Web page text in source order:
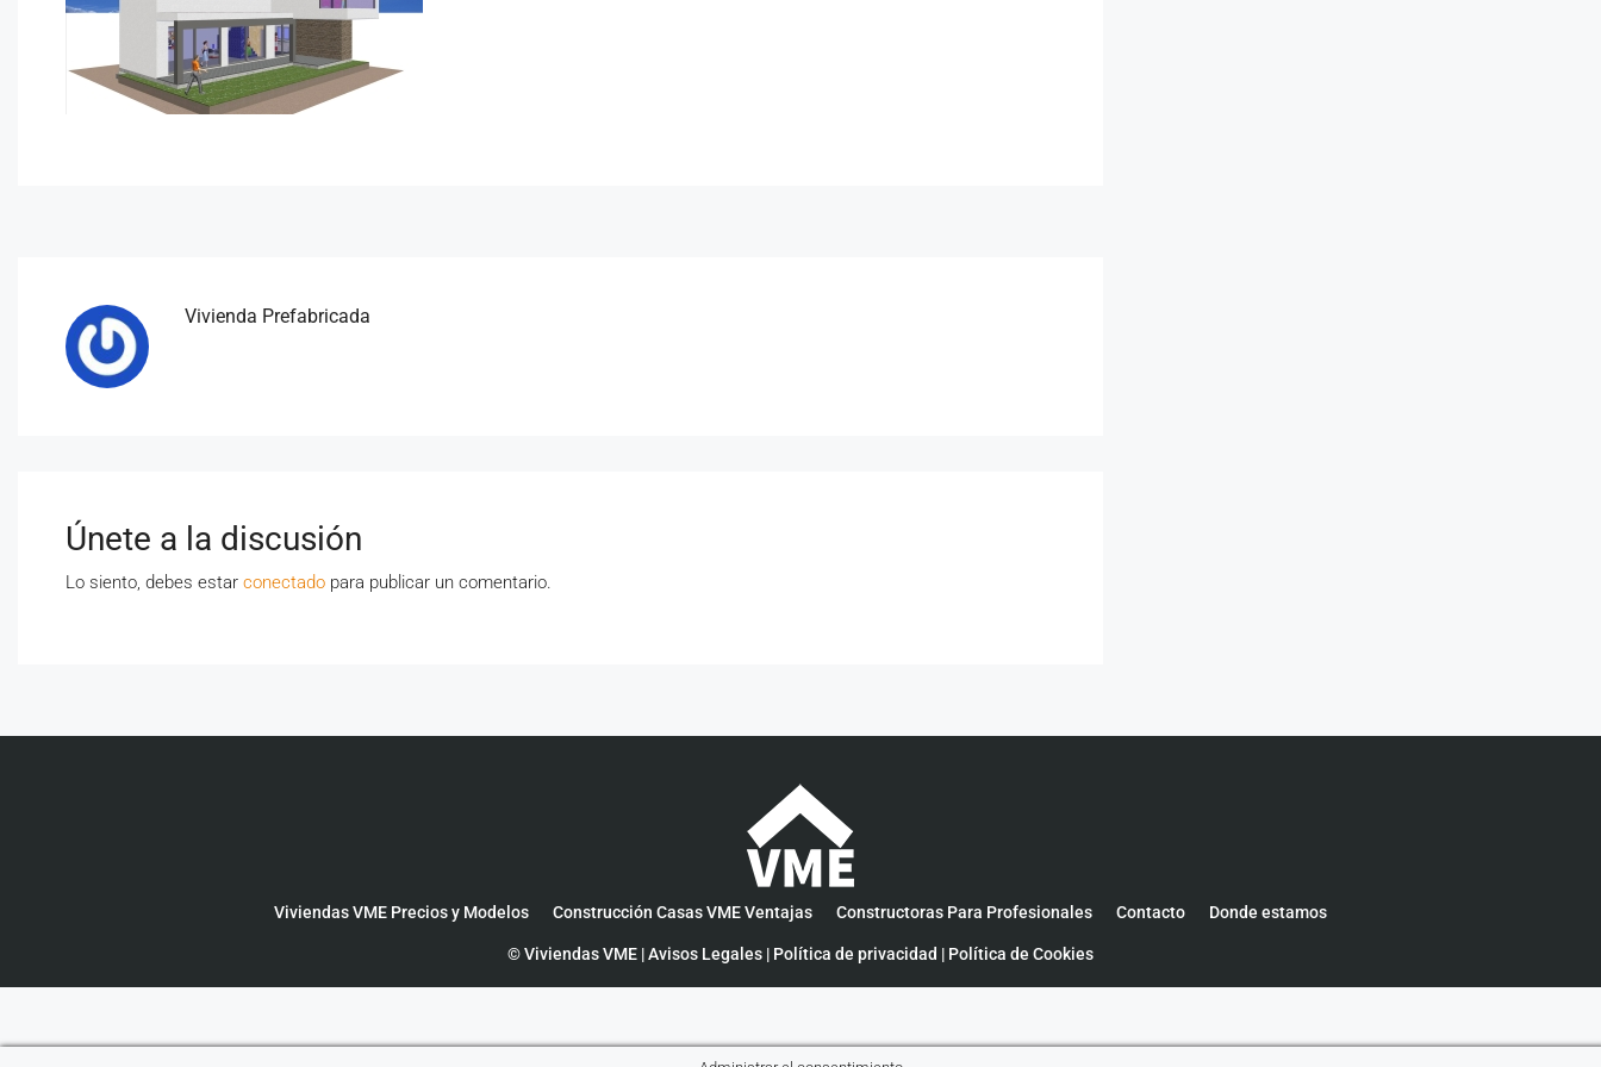
Vivienda Prefabricada
Únete a la discusión
Lo siento, debes estar conectado para publicar un comentario.
Viviendas VME Precios y Modelos Construcción Casas VME Ventajas Constructoras Para Profesionales Contacto Donde estamos
© Viviendas VME |Avisos Legales | Política de privacidad | Política de Cookies